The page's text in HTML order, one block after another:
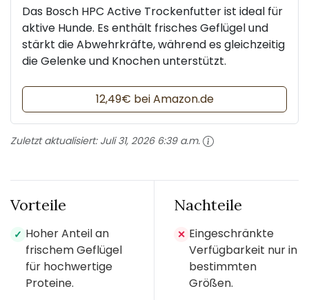
Das Bosch HPC Active Trockenfutter ist ideal für
aktive Hunde. Es enthält frisches Geflügel und
stärkt die Abwehrkräfte, während es gleichzeitig
die Gelenke und Knochen unterstützt.
12,49€ bei Amazon.de
Zuletzt aktualisiert: Juli 31, 2026 6:39 a.m.
Vorteile
✓ Hoher Anteil an
frischem Geflügel
für hochwertige
Proteine.
Nachteile
✕ Eingeschränkte
Verfügbarkeit nur in
bestimmten
Größen.